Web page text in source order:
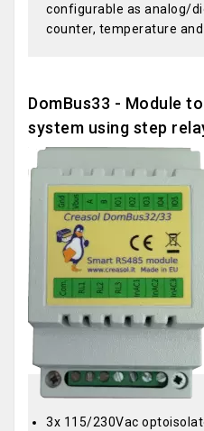
configurable as analog/
counter, temperature
DomBus33 - Module
system using step
3x 115/230Vac